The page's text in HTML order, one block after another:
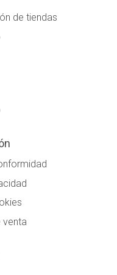
de tiendas
venta